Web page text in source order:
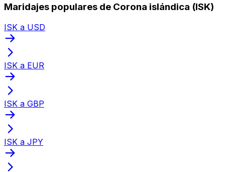
Maridajes populares de Corona islándica (ISK)
ISK a USD
ISK a EUR
ISK a GBP
ISK a JPY